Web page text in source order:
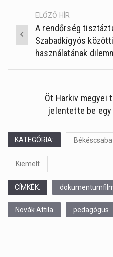
Post
navigation
ELŐZŐ HÍR
A rendőrség
Szabadkígyós
használatának
Öt Harkiv megyei
jelentette be
KATEGÓRIA: Békéscsaba
Kiemelt
CÍMKÉK:
Novák Attila pedagógus